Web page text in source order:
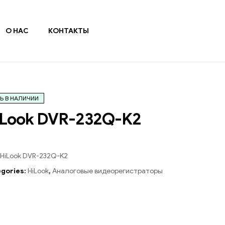
О НАС КОНТАКТЫ
В НАЛИЧИИ
DVR-232Q-K2
HiLook DVR-232Q-K2
HiLook, Аналоговые видеорегистраторы